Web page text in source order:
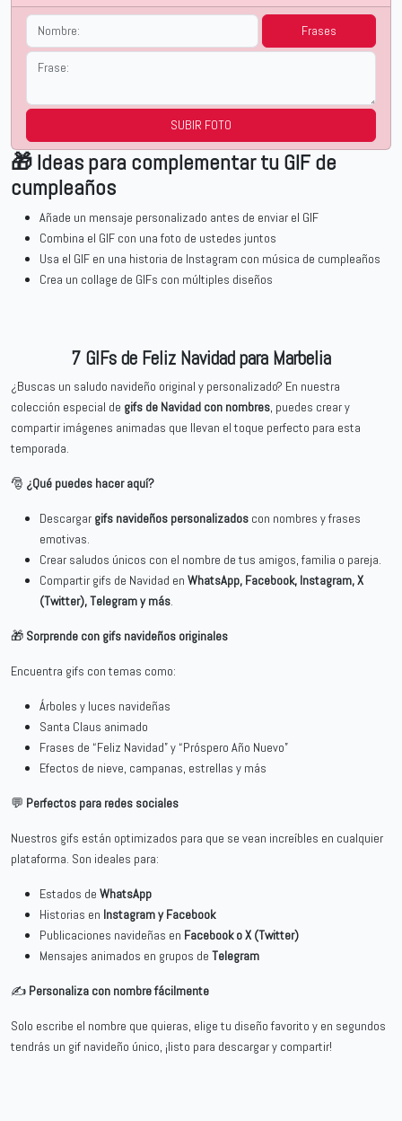
Frases
SUBIR FOTO
🎁 Ideas para complementar tu GIF de
cumpleaños
Añade un mensaje personalizado antes de enviar el GIF
Combina el GIF con una foto de ustedes juntos
Usa el GIF en una historia de Instagram con música de cumpleaños
Crea un collage de GIFs con múltiples diseños
7 GIFs de Feliz Navidad para Marbelia
¿Buscas un saludo navideño original y personalizado? En nuestra
colección especial de gifs de Navidad con nombres, puedes crear y
compartir imágenes animadas que llevan el toque perfecto para esta
temporada.
🎅 ¿Qué puedes hacer aquí?
Descargar gifs navideños personalizados con nombres y frases
emotivas.
Crear saludos únicos con el nombre de tus amigos, familia o pareja.
Compartir gifs de Navidad en WhatsApp, Facebook, Instagram, X
(Twitter), Telegram y más.
🎁 Sorprende con gifs navideños originales
Encuentra gifs con temas como:
Árboles y luces navideñas
Santa Claus animado
Frases de “Feliz Navidad” y “Próspero Año Nuevo”
Efectos de nieve, campanas, estrellas y más
💬 Perfectos para redes sociales
Nuestros gifs están optimizados para que se vean increíbles en cualquier
plataforma. Son ideales para:
Estados de WhatsApp
Historias en Instagram y Facebook
Publicaciones navideñas en Facebook o X (Twitter)
Mensajes animados en grupos de Telegram
✍️ Personaliza con nombre fácilmente
Solo escribe el nombre que quieras, elige tu diseño favorito y en segundos
tendrás un gif navideño único, ¡listo para descargar y compartir!